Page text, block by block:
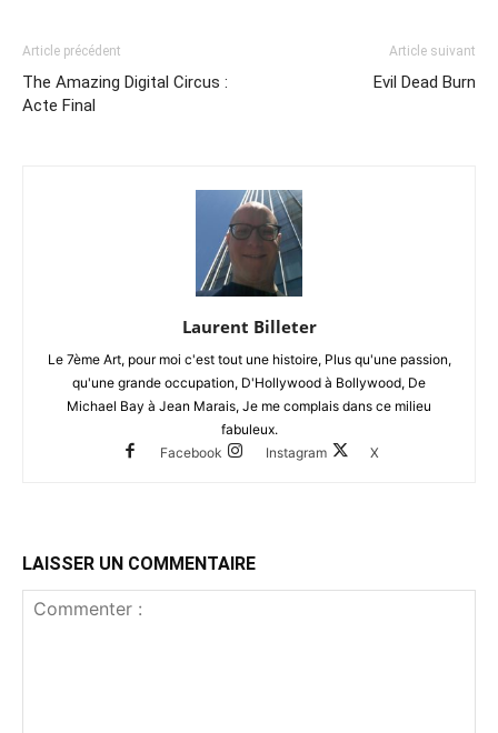
Article précédent
The Amazing Digital Circus :
Acte Final
Article suivant
Evil Dead Burn
Laurent Billeter
Le 7ème Art, pour moi c'est tout une histoire, Plus qu'une passion,
qu'une grande occupation, D'Hollywood à Bollywood, De
Michael Bay à Jean Marais, Je me complais dans ce milieu
fabuleux.
Facebook
Instagram X
LAISSER UN COMMENTAIRE